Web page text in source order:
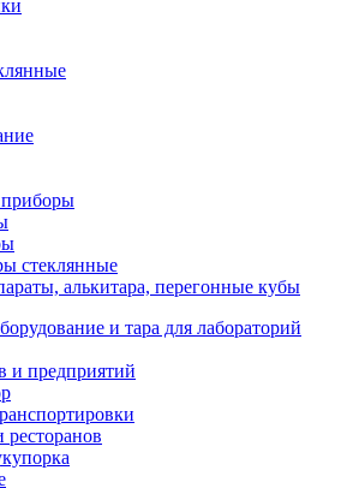
стеклянные
алькитара, перегонные кубы
и тара для лабораторий
и предприятий
ресторанов